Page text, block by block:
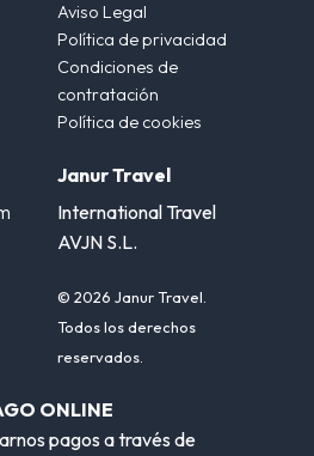
Aviso Legal
Política de privacidad
Condiciones de
contratación
Política de cookies
Janur Travel
International Travel
AVJN S.L.
© 2026 Janur Travel.
Todos los derechos
reservados.
ONLINE
pagos a través de